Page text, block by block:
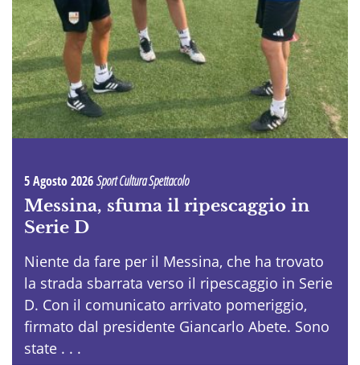
5 Agosto 2026Sport Cultura Spettacolo
Messina, sfuma il ripescaggio in
Serie D
Niente da fare per il Messina, che ha trovato
la strada sbarrata verso il ripescaggio in Serie
D. Con il comunicato arrivato pomeriggio,
firmato dal presidente Giancarlo Abete. Sono
state . . .